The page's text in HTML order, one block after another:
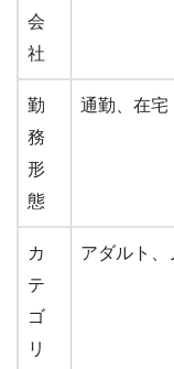
所
名
会
社
勤
務
形
態
通勤、在宅
カ
テ
ゴ
リ
アダルト、